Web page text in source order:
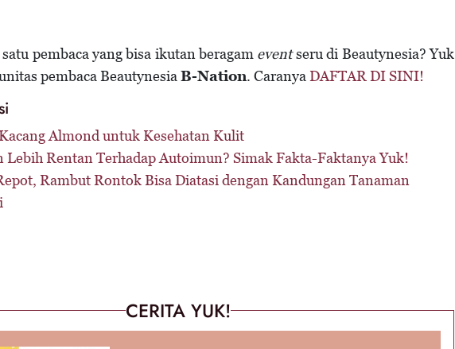
pembaca yang bisa ikutan beragam eventseru di Beautynesia? Yuk
pembaca BeautynesiaB-Nation. CaranyaDAFTAR DI SINI!
Almond untuk Kesehatan Kulit
Lebih Rentan Terhadap Autoimun? Simak Fakta-Faktanya Yuk!
Rambut Rontok Bisa Diatasi dengan Kandungan Tanaman
CERITA YUK!